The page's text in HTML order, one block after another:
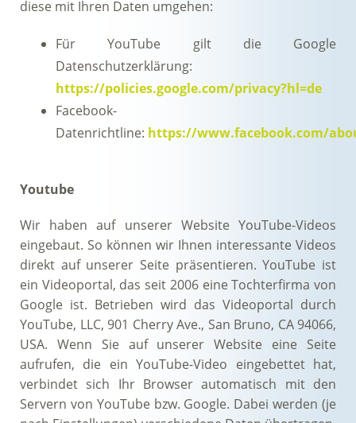
diese mit Ihren Daten umgehen:
Für YouTube gilt die Google
Datenschutzerklärung:
https://policies.google.com/privacy?hl=de
Facebook-
Datenrichtline: https://www.facebook.com/
Youtube
Wir haben auf unserer Website YouTube-Videos
eingebaut. So können wir Ihnen interessante Videos
direkt auf unserer Seite präsentieren. YouTube ist
ein Videoportal, das seit 2006 eine Tochterfirma von
Google ist. Betrieben wird das Videoportal durch
YouTube, LLC, 901 Cherry Ave., San Bruno, CA 94066,
USA. Wenn Sie auf unserer Website eine Seite
aufrufen, die ein YouTube-Video eingebettet hat,
verbindet sich Ihr Browser automatisch mit den
Servern von YouTube bzw. Google. Dabei werden (je